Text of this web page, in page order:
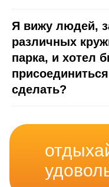
Я вижу людей,
различных
парка, и хотел
сделать?